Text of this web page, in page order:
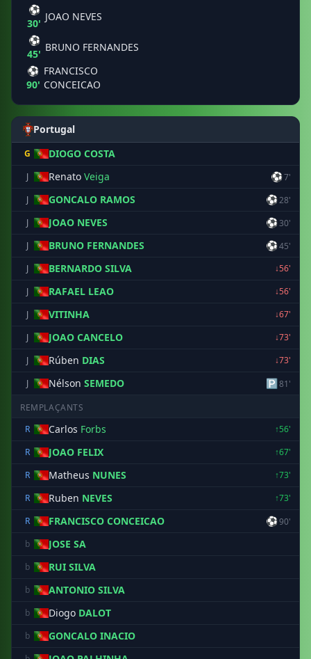
⚽
30'
JOAO NEVES
⚽
45'
BRUNO FERNANDES
⚽
90'
FRANCISCO
CONCEICAO
Portugal
G DIOGO COSTA
J Renato Veiga ⚽7'
J
GONCALO RAMOS ⚽28'
J
JOAO NEVES ⚽30'
J
BRUNO FERNANDES ⚽45'
J
BERNARDO SILVA
↓56'
J
RAFAEL LEAO
↓56'
J
VITINHA
↓67'
J
JOAO CANCELO
↓73'
J
Rúben DIAS
↓73'
J
Nélson SEMEDO 🅿81'
REMPLAÇANTS
R
Carlos Forbs
↑56'
R
JOAO FELIX
↑67'
R
Matheus NUNES
↑73'
R
Ruben NEVES
↑73'
R
FRANCISCO CONCEICAO ⚽90'
b
JOSE SA
b RUI SILVA
b ANTONIO SILVA
b Diogo DALOT
b GONCALO INACIO